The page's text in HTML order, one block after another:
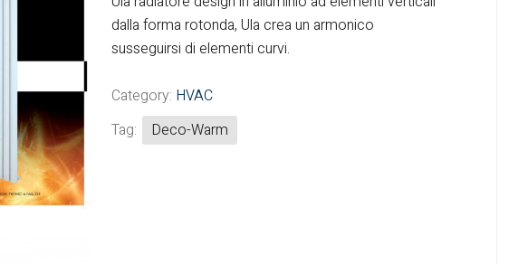
Euro System
Fintek
dalla forma rotonda, Ula crea un armonico
susseguirsi di elementi curvi.
Category: HVAC
Tag:
Deco-Warm